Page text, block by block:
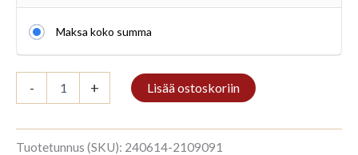
Maksa koko summa
-
3/7
Mahagon
määrä
+ Lisää ostoskoriin
Tuotetunnus (SKU): 240614-2109091